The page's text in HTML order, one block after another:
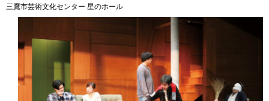
三鷹市芸術文化センター 星のホール